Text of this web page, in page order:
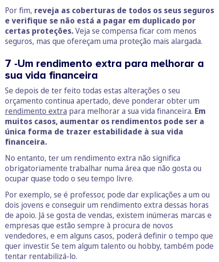
Por fim, reveja as coberturas de todos os seus seguros
e verifique se não está a pagar em duplicado por
certas proteções.Veja se compensa ficar com menos
seguros, mas que ofereçam uma proteção mais alargada.
7 -Um rendimento extra para melhorar a
sua vida financeira
Se depois de ter feito todas estas alterações o seu
orçamento continua apertado, deve ponderar obter um
rendimento extra para melhorar a sua vida financeira. Em
muitos casos, aumentar os rendimentos pode ser a
única forma de trazer estabilidade à sua vida
financeira.
No entanto, ter um rendimento extra não significa
obrigatoriamente trabalhar numa área que não gosta ou
ocupar quase todo o seu tempo livre.
Por exemplo, se é professor, pode dar explicações a um ou
dois jovens e conseguir um rendimento extra dessas horas
de apoio. Já se gosta de vendas, existem inúmeras marcas e
empresas que estão sempre à procura de novos
vendedores, e em alguns casos, poderá definir o tempo que
quer investir. Se tem algum talento ou hobby, também pode
tentar rentabilizá-lo.